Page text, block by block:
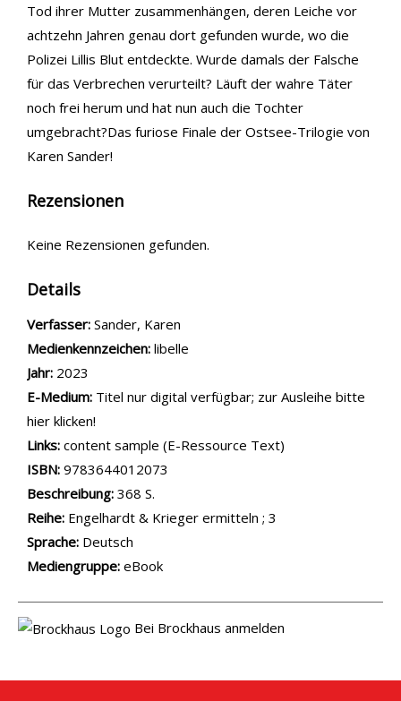
Tod ihrer Mutter zusammenhängen, deren Leiche vor
achtzehn Jahren genau dort gefunden wurde, wo die
Polizei Lillis Blut entdeckte. Wurde damals der Falsche
für das Verbrechen verurteilt? Läuft der wahre Täter
noch frei herum und hat nun auch die Tochter
umgebracht?Das furiose Finale der Ostsee-Trilogie von
Karen Sander!
Rezensionen
Keine Rezensionen gefunden.
Details
Verfasser: Suche nach diesem Verfasser
Sander, Karen
Medienkennzeichen: libelle
Jahr: 2023
E-Medium: Titel nur digital verfügbar; zur Ausleihe bitte
hier klicken!
Links: Diesen Link in neuem Tab öffnen
content sample (E-Ressource Text)
Suche nach dieser Systematik
Suche nach diesem Interessenskreis
ISBN: 9783644012073
Beschreibung: 368 S.
Reihe: Engelhardt & Krieger ermitteln ; 3
Suche nach dieser Beteiligten Person
Sprache: Deutsch
Mediengruppe: eBook
Bei Brockhaus anmelden